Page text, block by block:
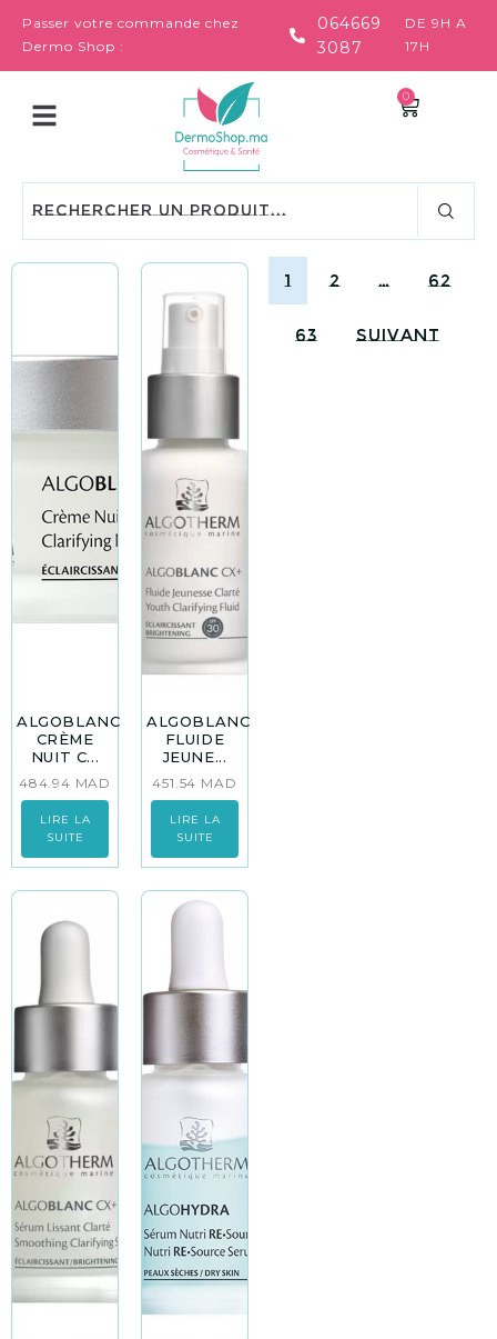
Passer votre commande chez
Dermo Shop :
064669
3087
DE 9H A
17H
0
ALGOBLANC
CRÈME
NUIT C...
484.94 MAD
LIRE LA
SUITE
ALGOBLANC
FLUIDE
JEUNE...
451.54 MAD
LIRE LA
SUITE
1 2 … 62
63 Suivant